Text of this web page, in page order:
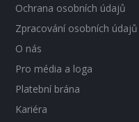
Ochrana osobních údajů
Zpracování osobních
O nás
Pro média a loga
Platební brána
Kariéra